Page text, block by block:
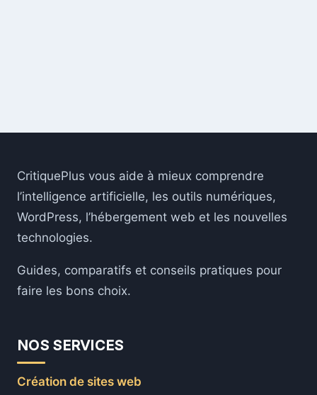
CritiquePlus vous aide à mieux comprendre
l’intelligence artificielle, les outils numériques,
WordPress, l’hébergement web et les nouvelles
technologies.
Guides, comparatifs et conseils pratiques pour
faire les bons choix.
NOS SERVICES
Création de sites web